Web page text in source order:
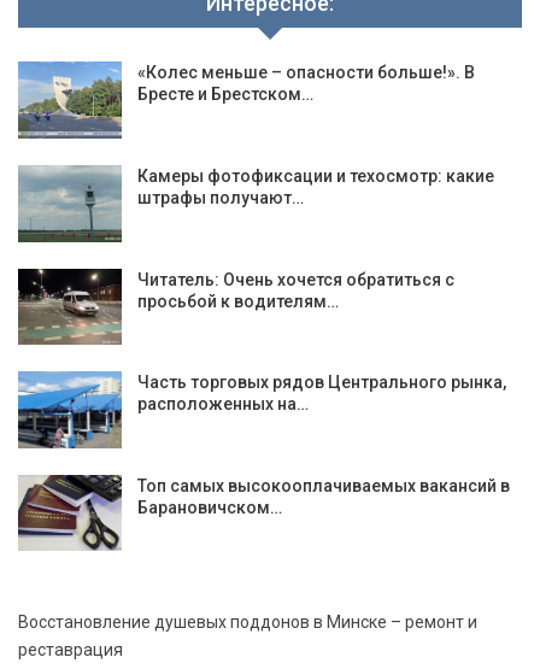
«Колес меньше – опасности больше!». В
Бресте и Брестском…
Камеры фотофиксации и техосмотр: какие
штрафы получают…
Читатель: Очень хочется обратиться с
просьбой к водителям…
Часть торговых рядов Центрального рынка,
расположенных на…
Топ самых высокооплачиваемых вакансий в
Барановичском…
Восстановление душевых поддонов в Минске – ремонт и
реставрация